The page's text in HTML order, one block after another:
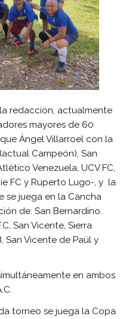
redacción, actualmente
mayores de 60
Ángel Villarroel con la
Campeón), San
Venezuela, UCV FC,
FC y Ruperto Lugo-, y la
se juega en la Cancha
de: San Bernardino.
San Vicente, Sierra
San Vicente de Paúl y
en ambos
torneo se juega la Copa